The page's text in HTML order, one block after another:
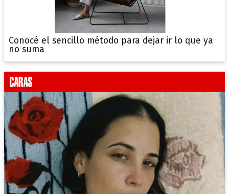
Conocé el sencillo método para dejar ir lo que ya
no suma